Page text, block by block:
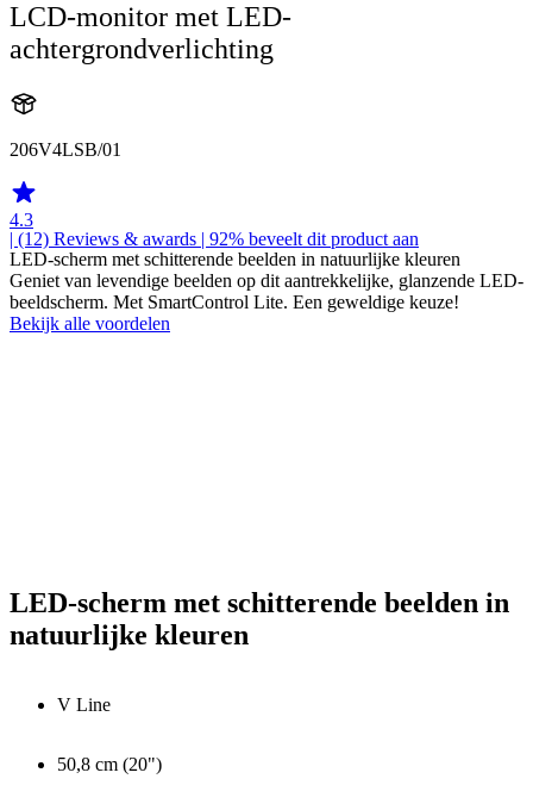
LCD-monitor met LED-
achtergrondverlichting
206V4LSB/01
4.3
| (12) Reviews & awards | 92% beveelt dit product aan
LED-scherm met schitterende beelden in natuurlijke kleuren
Geniet van levendige beelden op dit aantrekkelijke, glanzende LED-
beeldscherm. Met SmartControl Lite. Een geweldige keuze!
Bekijk alle voordelen
LED-scherm met schitterende beelden in
natuurlijke kleuren
V Line
50,8 cm (20")